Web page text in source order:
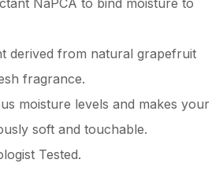
derived from natural grapefruit
fragrance.
moisture levels and makes your
soft and touchable.
Tested.